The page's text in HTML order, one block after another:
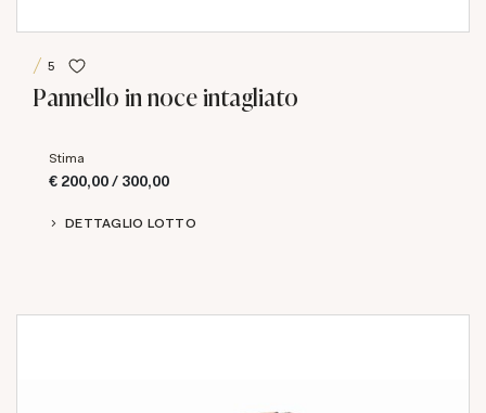
5
Pannello in noce intagliato
Stima
€ 200,00 / 300,00
DETTAGLIO LOTTO